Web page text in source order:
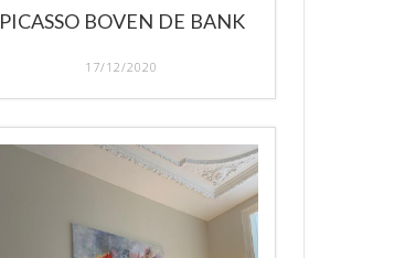
PICASSO BOVEN DE BANK
17/12/2020